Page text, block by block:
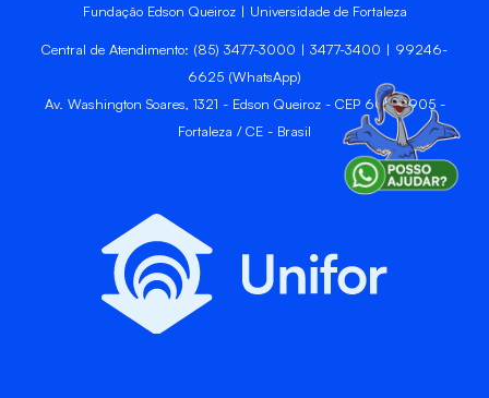
Fundação Edson Queiroz | Universidade de Fortaleza
Central de Atendimento: (85) 3477-3000 | 3477-3400 | 99246-
6625 (WhatsApp)
Av. Washington Soares, 1321 - Edson Queiroz - CEP 60811-905 -
Fortaleza / CE - Brasil